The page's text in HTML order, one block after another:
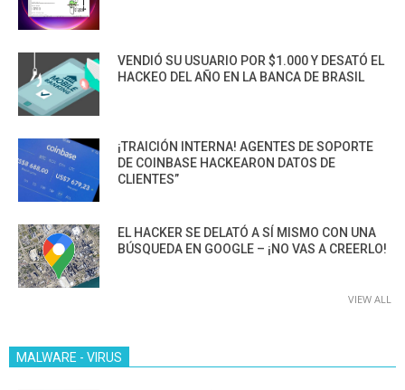
VENDIÓ SU USUARIO POR $1.000 Y DESATÓ EL
HACKEO DEL AÑO EN LA BANCA DE BRASIL
¡TRAICIÓN INTERNA! AGENTES DE SOPORTE
DE COINBASE HACKEARON DATOS DE
CLIENTES”
EL HACKER SE DELATÓ A SÍ MISMO CON UNA
BÚSQUEDA EN GOOGLE – ¡NO VAS A CREERLO!
VIEW ALL
MALWARE - VIRUS